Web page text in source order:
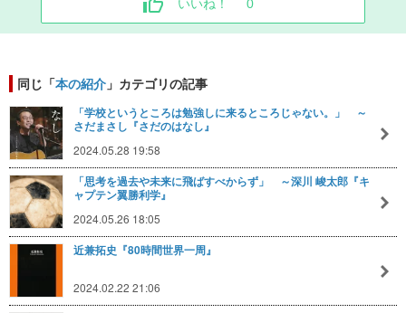
いいね！ 0
同じ「本の紹介 」カテゴリの記事
「学校というところは勉強しに来るところじゃない。」 ～
さだまさし『さだのはなし』
2024.05.28 19:58
「思考を過去や未来に飛ばすべからず」 ～深川 峻太郎『キ
ャプテン翼勝利学』
2024.05.26 18:05
近兼拓史『80時間世界一周』
2024.02.22 21:06